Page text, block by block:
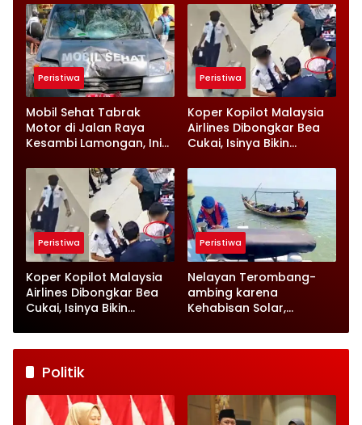
Sorotan
Rumah
Peristiwa
Mobil Sehat Tabrak
Motor di Jalan Raya
Kesambi Lamongan, Ini
Peristiwa
Koper Kopilot Malaysia
Airlines Dibongkar Bea
Cukai, Isinya Bikin
Peristiwa
Koper Kopilot Malaysia
Airlines Dibongkar Bea
Cukai, Isinya Bikin
Peristiwa
Nelayan Terombang-
ambing karena
Kehabisan Solar,
Politik